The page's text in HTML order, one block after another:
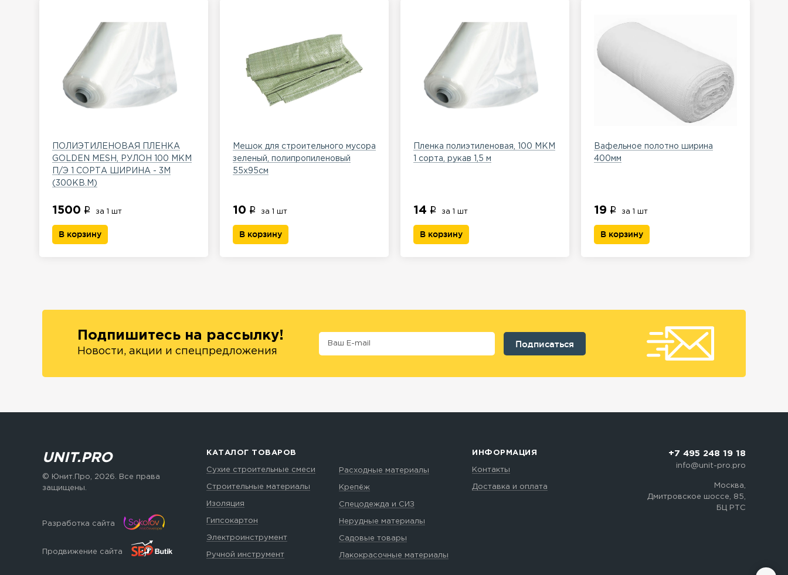
ПОЛИЭТИЛЕНОВАЯ ПЛЕНКА
GOLDEN MESH, РУЛОН 100 МКМ
П/Э 1 СОРТА ШИРИНА - 3М
(300КВ.М)
1500 за 1 шт
В корзину
Мешок для строительного мусора
зеленый, полипропиленовый
55х95см
10 за 1 шт
В корзину
Пленка полиэтиленовая, 100 МКМ
1 сорта, рукав 1,5 м
14 за 1 шт
В корзину
Вафельное полотно ширина
400мм
19 за 1 шт
В корзину
Подпишитесь на рассылку!
Новости, акции и спецпредложения
UNIT.PRO
© Юнит.Про, 2026 . Все права
защищены.
Разработка сайта
Продвижение сайта
КАТАЛОГ ТОВАРОВ
Сухие строительные смеси
Строительные материалы
Изоляция
Гипсокартон
Электроинструмент
Ручной инструмент
Расходные материалы
Крепёж
Спецодежда и СИЗ
Нерудные материалы
Садовые товары
Лакокрасочные материалы
ИНФОРМАЦИЯ
Контакты
Доставка и оплата
+7 495 248 19 18
info@unit-pro.pro
Москва,
Дмитровское шоссе, 85,
БЦ РТС